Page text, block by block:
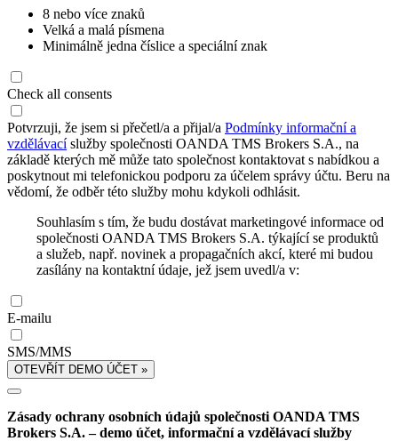
8 nebo více znaků
Velká a malá písmena
Minimálně jedna číslice a speciální znak
Check all consents
Potvrzuji, že jsem si přečetl/a a přijal/a Podmínky informační a
vzdělávacíslužby společnosti OANDA TMS Brokers S.A., na
základě kterých mě může tato společnost kontaktovat s nabídkou a
poskytnout mi telefonickou podporu za účelem správy účtu. Beru na
vědomí, že odběr této služby mohu kdykoli odhlásit.
Souhlasím s tím, že budu dostávat marketingové informace od
společnosti OANDA TMS Brokers S.A. týkající se produktů
a služeb, např. novinek a propagačních akcí, které mi budou
zasílány na kontaktní údaje, jež jsem uvedl/a v:
E-mailu
SMS/MMS
OTEVŘÍT DEMO ÚČET »
Zásady ochrany osobních údajů společnosti OANDA TMS
Brokers S.A. – demo účet, informační a vzdělávací služby